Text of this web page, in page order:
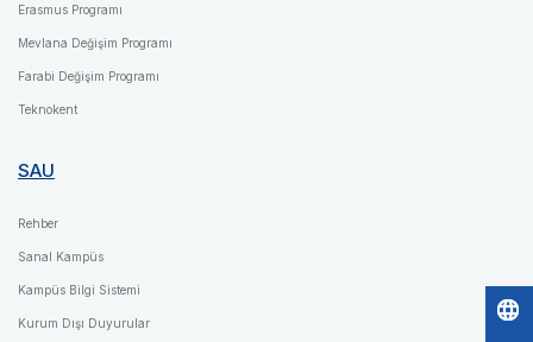
Erasmus Programı
Mevlana Değişim Programı
Farabi Değişim Programı
Teknokent
SAU
Rehber
Sanal Kampüs
Kampüs Bilgi Sistemi
Kurum Dışı Duyurular